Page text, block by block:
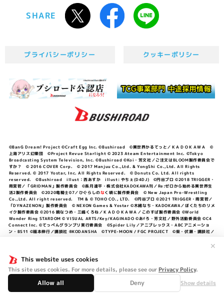
This website uses cookies
This site uses cookies. For more details, please see our Privacy Policy.
Allow all Deny Show details
✕
SHARE
プライバシーポリシー クッキーポリシー
©BanG Dream! Project ©Craft Egg Inc. ©Bushiroad ©異世界かるてっと／ＫＡＤＯＫＡＷＡ ©
上海アリス幻樂団 ©Project Revue Starlight © 2023 Ateam Entertainment Inc. ©Tokyo
Broadcasting System Television, Inc. ©Bushiroad ©Koi・芳文社／ご注文はBLOOM製作委員会で
すか？ © 2016 COVER Corp. © 2017 Manjuu Co.,Ltd. & YongShi Co.,Ltd. All Rights
Reserved. © 2017 Yostar, Inc. All Rights Reserved. © Donuts Co. Ltd. All rights
reserved. ©Bushiroad illust：西あすか illust: やちぇ(D4DJ) ©円谷プロ ©2018 TRIGGER・
雨宮哲／「GRIDMAN」製作委員会 ©長月達平・株式会社KADOKAWA刊／Re:ゼロから始める異世界生
活2製作委員会 ©2020竜騎士07／ひぐらしのなく頃に製作委員会 © New Japan Pro-Wrestling
Co.,Ltd. All right reserved. TM & © TOHO CO., LTD. ©円谷プロ ©2021 TRIGGER・雨宮哲／
「DYNAZENON」製作委員会 © NEXON Games & Yostar ©木緒なち・KADOKAWA／ぼくたちのリメ
イク製作委員会 ©2016 暁なつめ・三嶋くろね／ＫＡＤＯＫＡＷＡ／このすば製作委員会 ©World
Wonder Ring STARDOM © VISUAL ARTS/Key/KAGINADO ©あfろ・芳文社／野外活動委員会 ©C4
Connect Inc. ©てっぺんグランプリ実行委員会 ©Spider Lily／アニプレックス・ABCアニメーショ
ン・BS11 ©福本伸行／講談社 ®KODANSHA ©TYPE-MOON / FGC PROJECT ©柴・伏瀬・講談社／
©中村力斗・野澤ゆき子／集英社・君のことが大大大大大好きな製作委員会 ©IIS-P／ぽんのみち製作委
員会 ©円谷プロ ©2023 TRIGGER・雨宮哲／「劇場版グリッドマンユニバース」製作委員会 © NEXON
Games／アビドス商店街 ©プロジェクトラブライブ！蓮ノ空女学院スクールアイドルクラブ ©「勇気爆
発バーンブレイバーン」製作委員会